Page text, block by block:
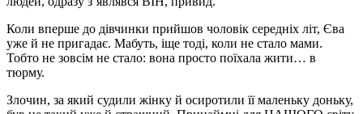
Коли вперше до дівчинки прийшов чоловік середніх літ, Єва
уже й не пригадає. Мабуть, іще тоді, коли не стало мами.
Тобто не зовсім не стало: вона просто поїхала жити… в
тюрму.
Злочин, за який судили жінку й осиротили її маленьку доньку,